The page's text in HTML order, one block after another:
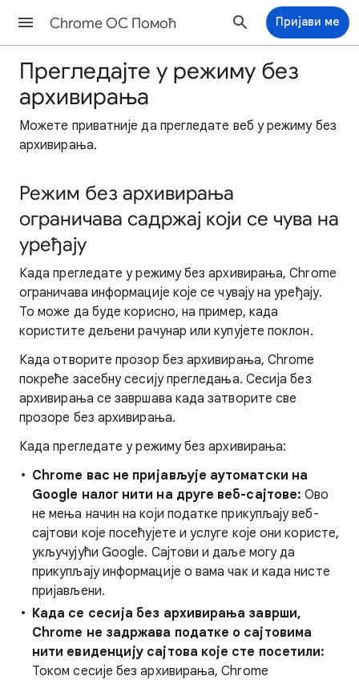
Chrome ОС Помоћ Пријави ме
Прегледајте у режиму без
архивирања
Можете приватније да прегледате веб у режиму без
архивирања.
Режим без архивирања
ограничава садржај који се чува на
уређају
Када прегледате у режиму без архивирања, Chrome
ограничава информације које се чувају на уређају.
То може да буде корисно, на пример, када
користите дељени рачунар или купујете поклон.
Када отворите прозор без архивирања, Chrome
покреће засебну сесију прегледања. Сесија без
архивирања се завршава када затворите све
прозоре без архивирања.
Када прегледате у режиму без архивирања:
Chrome вас не пријављује аутоматски на
Google налог нити на друге веб-сајтове: Ово
не мења начин на који податке прикупљају веб-
сајтови које посећујете и услуге које они користе,
укључујући Google. Сајтови и даље могу да
прикупљају информације о вама чак и када нисте
пријављени.
Када се сесија без архивирања заврши,
Chrome не задржава податке о сајтовима
нити евиденцију сајтова које сте посетили:
Током сесије без архивирања, Chrome